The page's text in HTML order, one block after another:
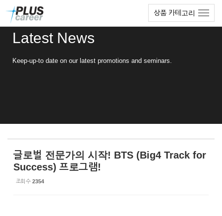
상품 카테고리
Latest News
Keep-up-to date on our latest promotions and seminars.
글로벌 전문가의 시작! BTS (Big4 Track for
Success) 프로그램!
조회 수 2354